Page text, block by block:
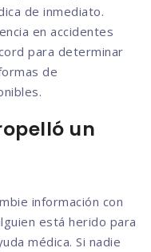
de inmediato.
en accidentes
para determinar
de
un
información con
está herido para
médica. Si nadie